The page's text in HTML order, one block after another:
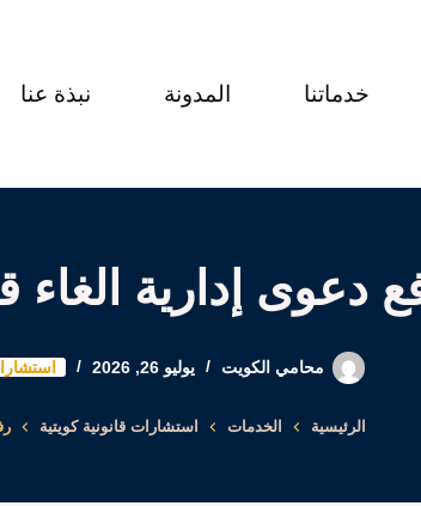
خدماتنا المدونة نبذة عنا
دعوى إدارية
محامي الكويت يوليو 26, 2026
الرئيسية الخدمات استشارات قانونية كويتية